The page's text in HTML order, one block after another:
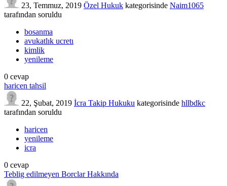
23, Temmuz, 2019 Özel Hukuk kategorisinde Naim1065
tarafından soruldu
bosanma
avukatlık ucretı
kimlik
yenileme
0 cevap
haricen tahsil
22, Şubat, 2019 İcra Takip Hukuku kategorisinde hllbdkc
tarafından soruldu
haricen
yenileme
icra
0 cevap
Teblig edilmeyen Borclar Hakkında